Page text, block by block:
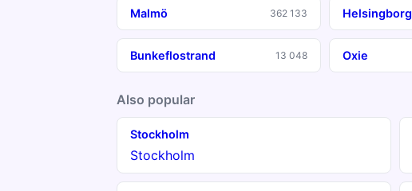
Malmö 362 133 Helsingborg
Bunkeflostrand 13 048 Oxie
Also popular
Stockholm
Stockholm